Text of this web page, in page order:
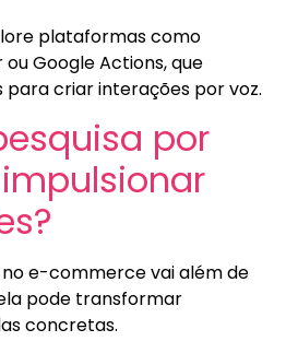
plataformas como
Google Actions, que
criar interações por voz.
por
no e-commerce vai além de
pode transformar
concretas.